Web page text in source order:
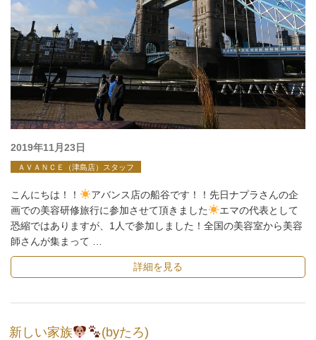
投
稿
2019年11月23日
ＡＶＡＮＣＥ（津島店）スタッフ
こんにちは！！
アバンス店の船谷です！！先日ナプラさんの企
画での美容研修旅行に参加させて頂きました
エマの代表として
恐縮ではありますが、1人で参加しました！全国の美容室から美容
師さんが集まって …
詳細を見る
新しい家族 (byたろ)